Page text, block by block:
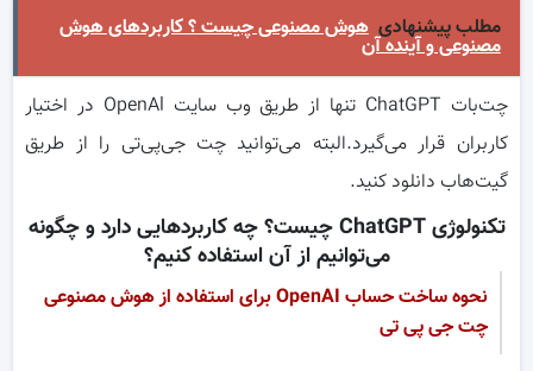
مطلب پیشنهادی هوش مصنوعی چیست ؟ کاربردهای هوش
مصنوعی و آینده آن
چت‌بات ChatGPT تنها از طریق وب سایت OpenAl در اختیار
کاربران قرار می‌گیرد.البته می‌توانید چت جی‌پی‌تی را از طریق
گیت‌هاب دانلود کنید.
تکنولوژی ChatGPT چیست؟ چه کاربردهایی دارد و چگونه
می‌توانیم از آن استفاده کنیم؟
نحوه ساخت حساب OpenAI برای استفاده از هوش مصنوعی
چت جی پی تی